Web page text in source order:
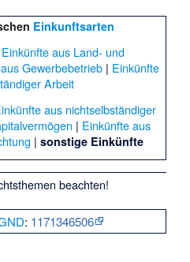
Einkunftsarten
Einkünfte aus Land- und
Gewerbebetrieb | Einkünfte
Arbeit
aus nichtselbständiger
| Einkünfte aus
| sonstige Einkünfte
beachten!
: 1171346506